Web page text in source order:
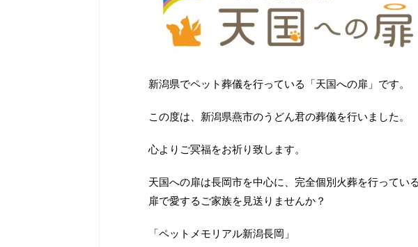
新潟県でペット葬儀を行っている「天国への扉」です。
この度は、新潟県燕市のうどん君の葬儀を行いました。
心よりご冥福をお祈り致します。
天国への扉は長岡市を中心に、完全個別火葬を行って
扉で愛するご家族を見送りませんか？
「ペットメモリアル新潟長岡」